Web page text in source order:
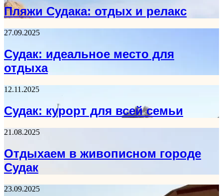
Пляжи Судака: отдых и релакс
27.09.2025
Судак: идеальное место для
отдыха
12.11.2025
Судак: курорт для всей семьи
21.08.2025
Отдыхаем в живописном городе
Судак
23.09.2025